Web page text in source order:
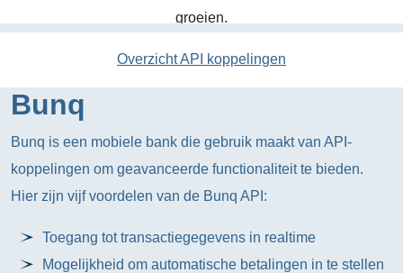
groeien.
Overzicht API koppelingen
Bunq
Bunq is een mobiele bank die gebruik maakt van API-
koppelingen om geavanceerde functionaliteit te bieden.
Hier zijn vijf voordelen van de Bunq API:
Toegang tot transactiegegevens in realtime
Mogelijkheid om automatische betalingen in te stellen